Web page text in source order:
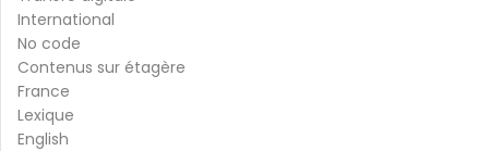
International
No code
Contenus sur étagère
France
Lexique
English